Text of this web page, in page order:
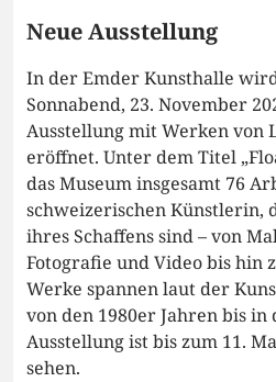
Neue Ausstellung
In der Emder Kunsthalle
Sonnabend, 23. November
Ausstellung mit Werken von
eröffnet. Unter dem Titel
das Museum insgesamt 76
schweizerischen Künstlerin,
ihres Schaffens sind – von
Fotografie und Video bis hin
Werke spannen laut der
von den 1980er Jahren bis in
Ausstellung ist bis zum 11.
sehen.